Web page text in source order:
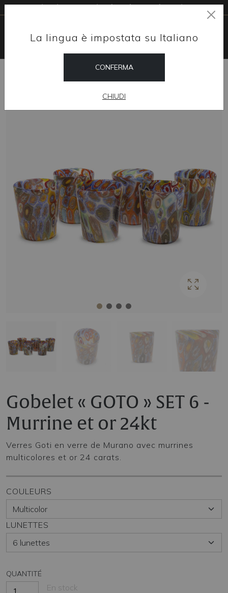
La lingua è impostata su Italiano
CONFERMA
CHIUDI
Livraison gratuite dans le monde entier
Gobelet « GOTO » SET 6 -
Murrine et or 24kt
Verres Goti en verre de Murano avec murrines
multicolores et or 24 carats.
COULEURS
LUNETTES
QUANTITÉ
En stock